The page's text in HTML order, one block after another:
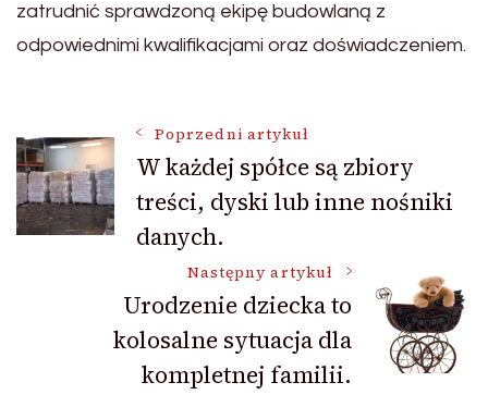
zatrudnić sprawdzoną ekipę budowlaną z
odpowiednimi kwalifikacjami oraz doświadczeniem.
Nawigacja
wpisu
Poprzedni artykuł
W każdej spółce są zbiory
treści, dyski lub inne nośniki
danych.
Następny artykuł
Urodzenie dziecka to
kolosalne sytuacja dla
kompletnej familii.